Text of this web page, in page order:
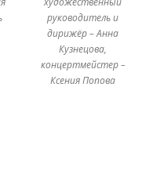
руководитель и
дирижёр – Анна
Кузнецова,
концертмейстер –
Ксения Попова